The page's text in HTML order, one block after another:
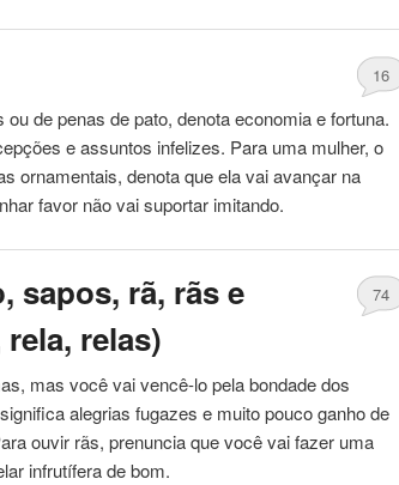
16
de penas de pato, denota economia e fortuna.
e assuntos infelizes. Para uma mulher, o
ornamentais, denota que ela vai avançar na
favor não vai suportar imitando.
sapos, rã, rãs e
relas)
74
mas você vai vencê-lo pela bondade dos
alegrias fugazes e muito pouco ganho de
ouvir rãs, prenuncia que você vai fazer uma
infrutífera de bom.